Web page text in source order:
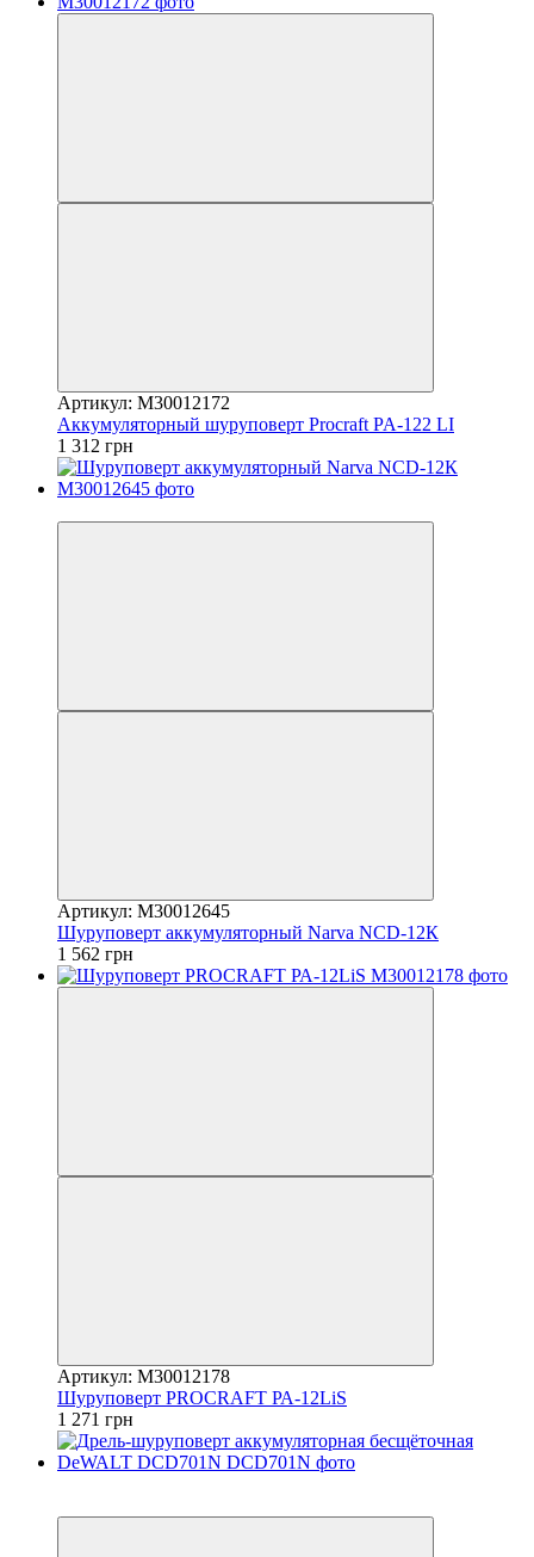
Артикул: M30012172
Аккумуляторный шуруповерт Procraft PA-122 LI
1 312 грн
Артикул: M30012645
Шуруповерт аккумуляторный Narva NCD-12К
1 562 грн
Артикул: M30012178
Шуруповерт PROCRAFT РА-12LiS
1 271 грн